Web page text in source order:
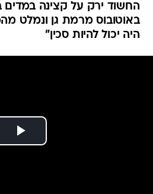
החשוד ירק על קצינה במדים
באוטובוס מרמת גן ונמלט
היה יכול להיות סכין"